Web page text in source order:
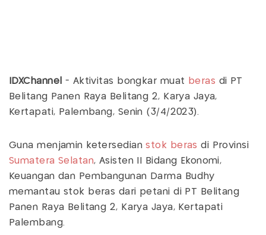
IDXChannel - Aktivitas bongkar muat beras di PT
Belitang Panen Raya Belitang 2, Karya Jaya,
Kertapati, Palembang, Senin (3/4/2023).
Guna menjamin ketersedianstok beras di Provinsi
Sumatera Selatan, Asisten II Bidang Ekonomi,
Keuangan dan Pembangunan Darma Budhy
memantau stok beras dari petani di PT Belitang
Panen Raya Belitang 2, Karya Jaya, Kertapati
Palembang.